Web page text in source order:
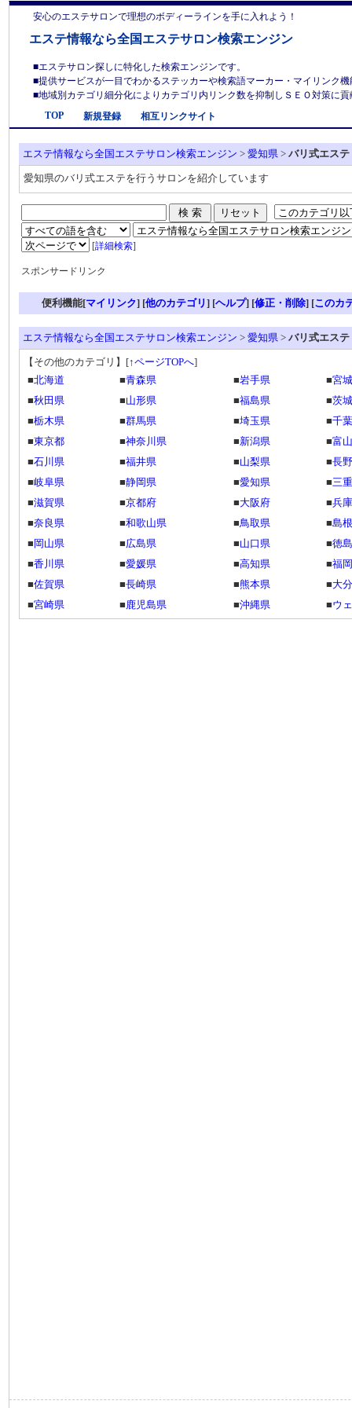
安心のエステサロンで理想のボディーラインを手に入れよう！
エステ情報なら全国エステサロン検索エンジン
■エステサロン探しに特化した検索エンジンです。
■提供サービスが一目でわかるステッカーや検索語マーカー・マイリンク
■地域別カテゴリ細分化によりカテゴリ内リンク数を抑制しＳＥＯ対策に
TOP
新規登録 相互リンクサイト
エステ情報なら全国エステサロン検索エンジン > 愛知県 > バリ式エステ
愛知県のバリ式エステを行うサロンを紹介しています
[詳細検索]
スポンサードリンク
便利機能[マイリンク] [他のカテゴリ] [ヘルプ] [修正・削除] [このカ
エステ情報なら全国エステサロン検索エンジン > 愛知県 > バリ式エステ
【その他のカテゴリ】 [↑ページTOPへ]
■北海道 ■青森県 ■岩手県 ■宮
■秋田県 ■山形県 ■福島県 ■茨
■栃木県 ■群馬県 ■埼玉県 ■千
■東京都 ■神奈川県 ■新潟県 ■富
■石川県 ■福井県 ■山梨県 ■長
■岐阜県 ■静岡県 ■愛知県 ■三
■滋賀県 ■京都府 ■大阪府 ■兵
■奈良県 ■和歌山県 ■鳥取県 ■島
■ 岡山県 ■広島県 ■山口県 ■徳
■香川県 ■愛媛県 ■高知県 ■福
■佐賀県 ■長崎県 ■熊本県 ■大
■宮崎県 ■鹿児島県 ■沖縄県 ■ウ